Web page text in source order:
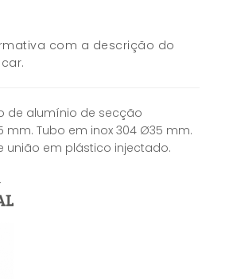
com a descrição do
de alumínio de secção
mm. Tubo em inox 304 Ø35 mm.
união em plástico injectado.